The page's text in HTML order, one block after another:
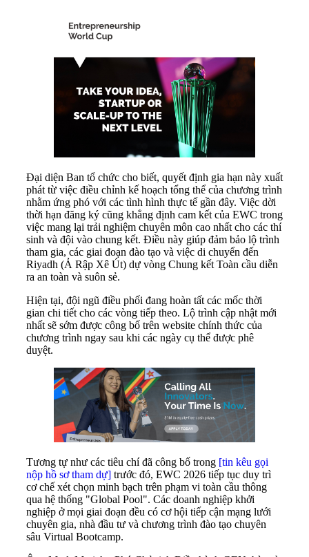
Đại diện Ban tổ chức cho biết, quyết định gia hạn này xuất
phát từ việc điều chỉnh kế hoạch tổng thể của chương trình
nhằm ứng phó với các tình hình thực tế gần đây. Việc dời
thời hạn đăng ký cũng khẳng định cam kết của EWC trong
việc mang lại trải nghiệm chuyên môn cao nhất cho các thí
sinh và đội vào chung kết. Điều này giúp đảm bảo lộ trình
tham gia, các giai đoạn đào tạo và việc di chuyển đến
Riyadh (Ả Rập Xê Út) dự vòng Chung kết Toàn cầu diễn
ra an toàn và suôn sẻ.
Hiện tại, đội ngũ điều phối đang hoàn tất các mốc thời
gian chi tiết cho các vòng tiếp theo. Lộ trình cập nhật mới
nhất sẽ sớm được công bố trên website chính thức của
chương trình ngay sau khi các ngày cụ thể được phê
duyệt.
Tương tự như các tiêu chí đã công bố trong [tin kêu gọi
nộp hồ sơ tham dự] trước đó, EWC 2026 tiếp tục duy trì
cơ chế xét chọn minh bạch trên phạm vi toàn cầu thông
qua hệ thống "Global Pool". Các doanh nghiệp khởi
nghiệp ở mọi giai đoạn đều có cơ hội tiếp cận mạng lưới
chuyên gia, nhà đầu tư và chương trình đào tạo chuyên
sâu Virtual Bootcamp.